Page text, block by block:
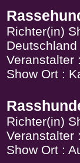
Richter(in)
Deutschland
Veranstalter
Show Ort :
Richter(in)
Veranstalter
Show Ort :